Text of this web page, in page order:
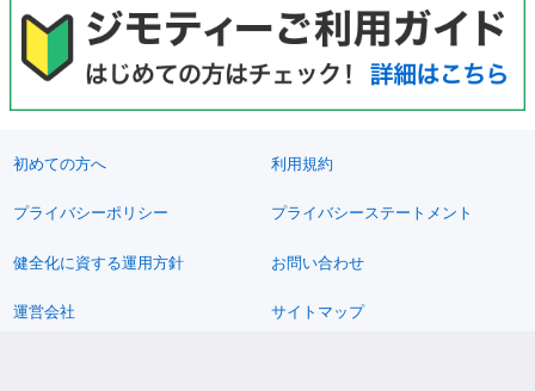
初めての方へ 利用規約
プライバシーポリシー プライバシーステートメント
健全化に資する運用方針 お問い合わせ
運営会社 サイトマップ